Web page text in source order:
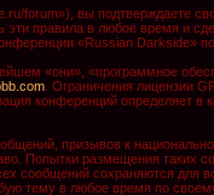
forum»), вы подтверждаете
правила в любое время и
«Russian Darkside»
«они», «программное
. Ограничения лицензии
конференций определяет
призывов к
Попытки размещения
сохраняются для
тему в любое время по